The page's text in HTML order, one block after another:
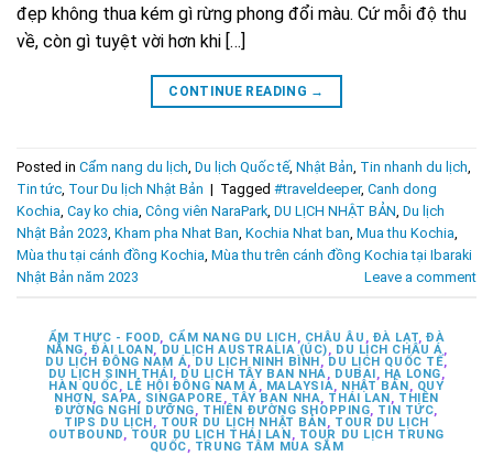
đẹp không thua kém gì rừng phong đổi màu. Cứ mỗi độ thu
về, còn gì tuyệt vời hơn khi […]
CONTINUE READING →
Posted in Cẩm nang du lịch Du lịch Quốc tế, Nhật Bản Tin nhanh du lịch
Tin tức Tour Du lịch Nhật Bản | Tagged #traveldeeper, Canh dong
Kochia Cay ko chia Công viên NaraPark DU LỊCH NHẬT BẢN Du lịch
Nhật Bản 2023 Kham pha Nhat Ban Kochia Nhat ban Mua thu Kochia
Mùa thu tại cánh đồng Kochia Mùa thu trên cánh đồng Kochia tại Ibaraki
Nhật Bản năm 2023
Leave a comment
ẨM THỰC - FOOD, CẨM NANG DU LỊCH , CHÂU ÂU , ĐÀ LẠT,ĐÀ
NẴNG, ĐÀI LOAN , DU LỊCH AUSTRALIA (ÚC), DU LỊCH CHÂU Á,
DU LỊCH ĐÔNG NAM Á, DU LỊCH NINH BÌNH , DU LỊCH QUỐC TẾ,
DU LỊCH SINH THÁI , DU LỊCH TÂY BAN NHA, DUBAI , HẠ LONG,
HÀN QUỐC, LỄ HỘI ĐÔNG NAM Á, MALAYSIA, NHẬT BẢN , QUY
NHƠN , SAPA, SINGAPORE, TÂY BAN NHA, THÁI LAN , THIÊN
ĐƯỜNG NGHỈ DƯỠNG, THIÊN ĐƯỜNG SHOPPING, TIN TỨC,
TIPS DU LỊCH , TOUR DU LỊCH NHẬT BẢN , TOUR DU LỊCH
OUTBOUND, TOUR DU LỊCH THÁI LAN , TOUR DU LỊCH TRUNG
QUỐC, TRUNG TÂM MUA SẮM